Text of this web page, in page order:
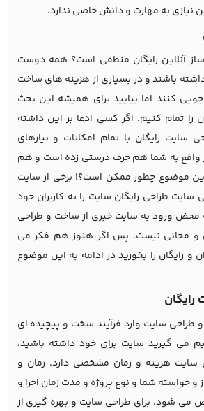
نیازی به مهارت و دانش خاصی ندارد.
آنلاین رایگان منطقی است؟ همه دوست
باشند و در بسیاری از هزینه های ساخت
کنند اما بیایید برای همیشه این بحث
را تمام کنیم. اگر کسی ادعا بر این داشته
سایت رایگان با تمام امکانات و نیازهای
واقع به شما هم حرف درستی زده است و هم
موضوع چطور ممکن است؟! برخی از سایت
طراحی رایگان سایت را به کاربران خود
محض ورود به سایت خبری از ساخت و طراحی
و مجانی نیست. پس اگر هنوز هم فکر می
و رایگان را بخورید در ادامه به این موضوع
طراحی سایت وارد فرآیند سخت و پیچیده ای
می گیرید سایت برای خود داشته باشید،
سایت هزینه و زمان مشخصی دارد. زمان و
و خواسته شما و نوع پروژه و مدت زمان اجرا و
می شود. برای طراحی سایت و بهره گیری از